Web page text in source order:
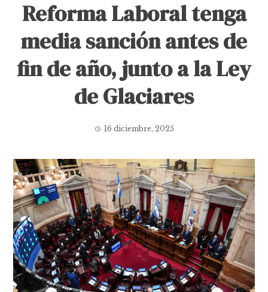
Reforma Laboral tenga
media sanción antes de
fin de año, junto a la Ley
de Glaciares
16 diciembre, 2025